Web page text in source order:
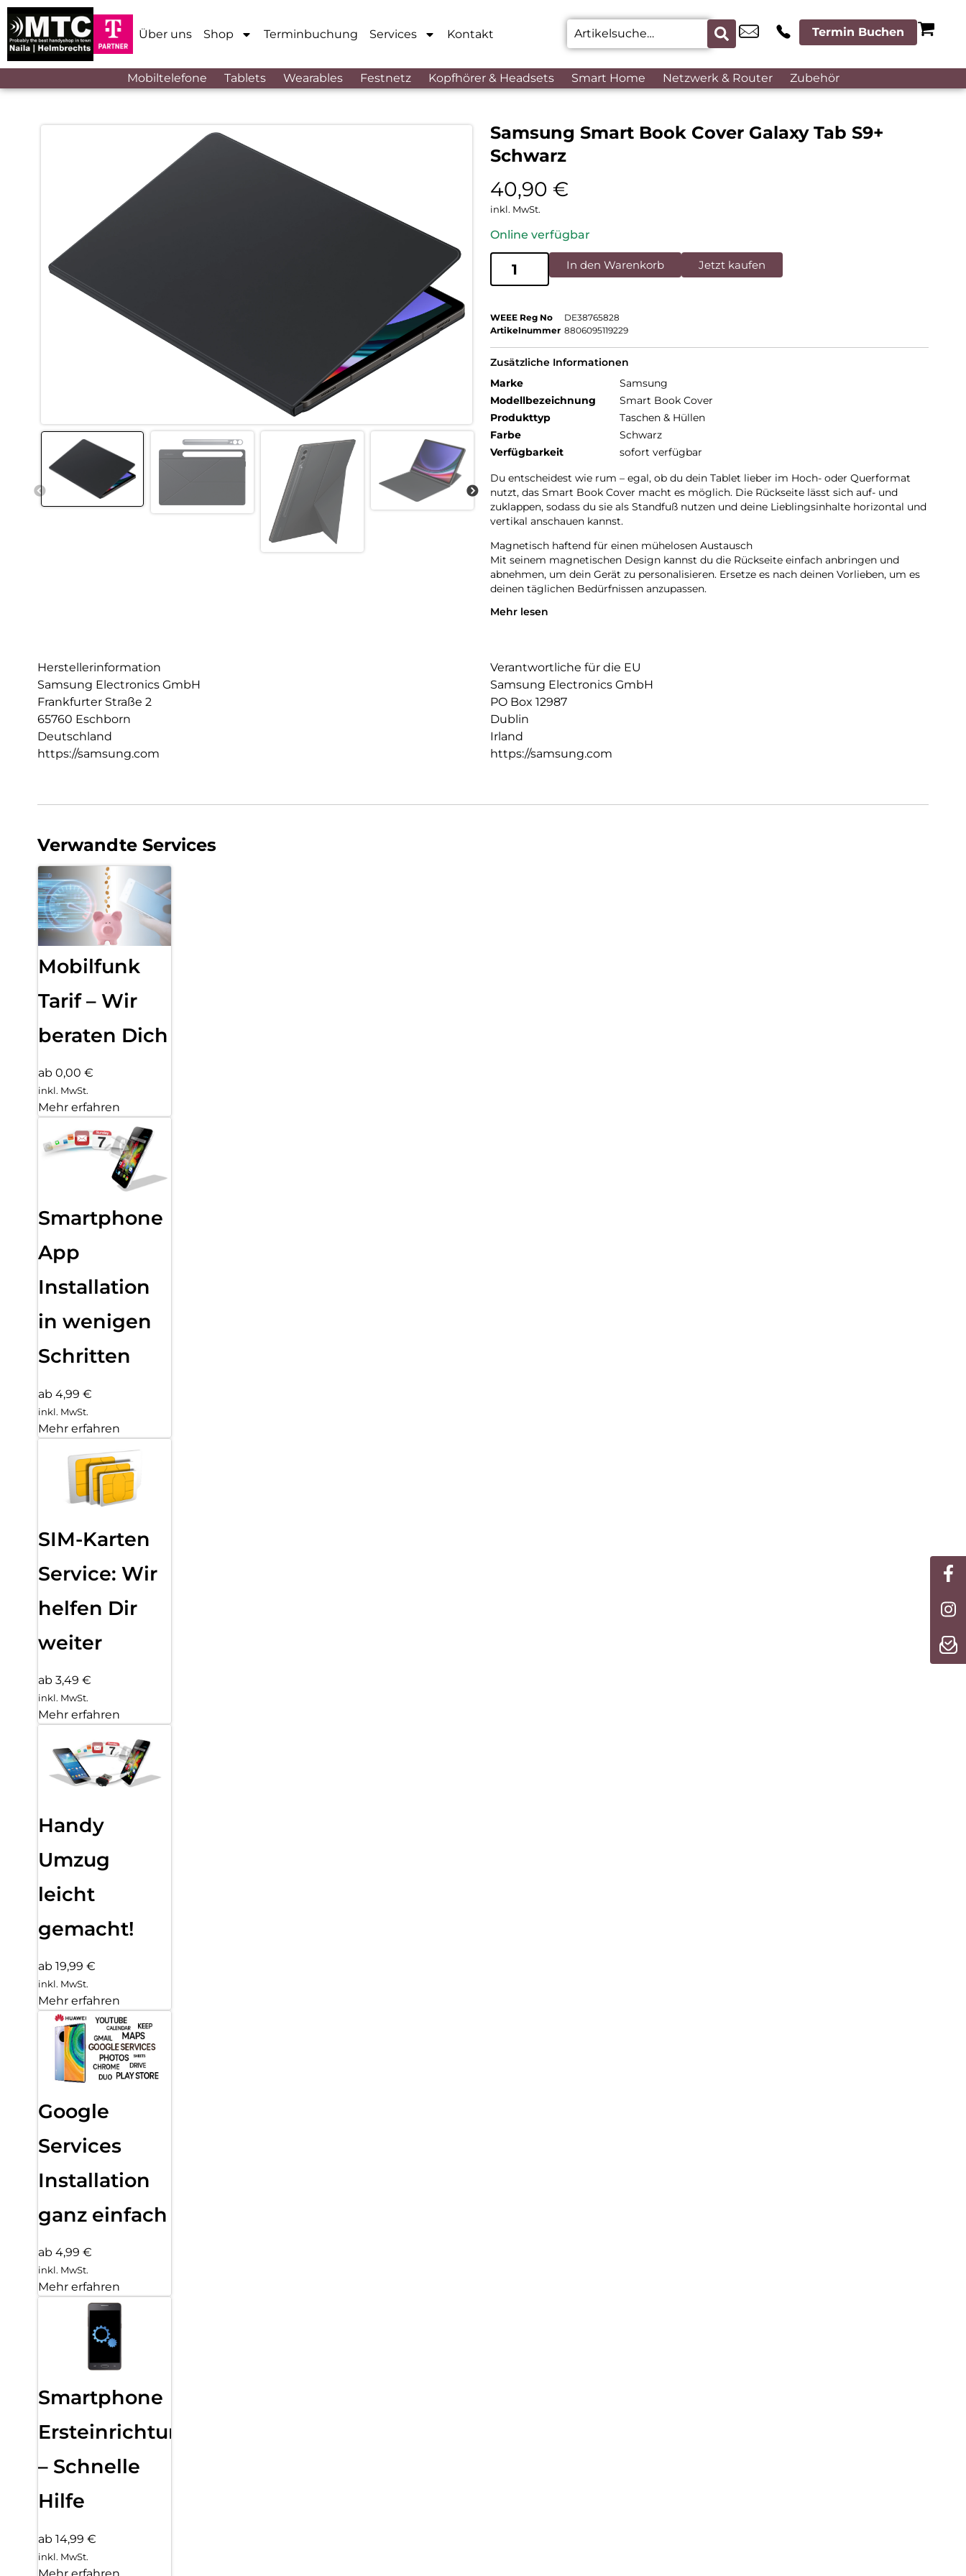
Über uns Shop Terminbuchung Services Kontakt Termin Buchen
Mobiltelefone Tablets Wearables Festnetz Kopfhörer & Headsets Smart Home Netzwerk & Router Zubehör
Samsung Smart Book Cover Galaxy Tab S9+
Schwarz
40,90 €
inkl. MwSt.
Online verfügbar
In den Warenkorb Jetzt kaufen
WEEE Reg No
DE38765828
Artikelnummer 8806095119229
Zusätzliche Informationen
Marke
Samsung
Modellbezeichnung
Smart Book Cover
Produkttyp
Taschen & Hüllen
Farbe
Schwarz
Verfügbarkeit
sofort verfügbar
Du entscheidest wie rum – egal, ob du dein Tablet lieber im Hoch- oder Querformat
nutzt, das Smart Book Cover macht es möglich. Die Rückseite lässt sich auf- und
zuklappen, sodass du sie als Standfuß nutzen und deine Lieblingsinhalte horizontal und
vertikal anschauen kannst.
Magnetisch haftend für einen mühelosen Austausch
Mit seinem magnetischen Design kannst du die Rückseite einfach anbringen und
abnehmen, um dein Gerät zu personalisieren. Ersetze es nach deinen Vorlieben, um es
deinen täglichen Bedürfnissen anzupassen.
Automatischer Weck- und Ruhemodus:
Tablet geschlossen hast und wechselt direkt in den Ruhemodus.
Mehr lesen
Herstellerinformation
Samsung Electronics GmbH
Frankfurter Straße 2
65760 Eschborn
Deutschland
https://samsung.com
Verantwortliche für die EU
Samsung Electronics GmbH
PO Box 12987
Dublin
Irland
https://samsung.com
Verwandte Services
Mobilfunk
Tarif – Wir
beraten Dich
ab 0,00 €
inkl. MwSt.
Mehr erfahren
Smartphone
App
Installation
in wenigen
Schritten
ab 4,99 €
inkl. MwSt.
Mehr erfahren
SIM-Karten
Service: Wir
helfen Dir
weiter
ab 3,49 €
inkl. MwSt.
Mehr erfahren
Handy
Umzug
leicht
gemacht!
ab 19,99 €
inkl. MwSt.
Mehr erfahren
Google
Services
Installation
ganz einfach
ab 4,99 €
inkl. MwSt.
Mehr erfahren
Smartphone
Ersteinrichtung
– Schnelle
Hilfe
ab 14,99 €
inkl. MwSt.
Mehr erfahren